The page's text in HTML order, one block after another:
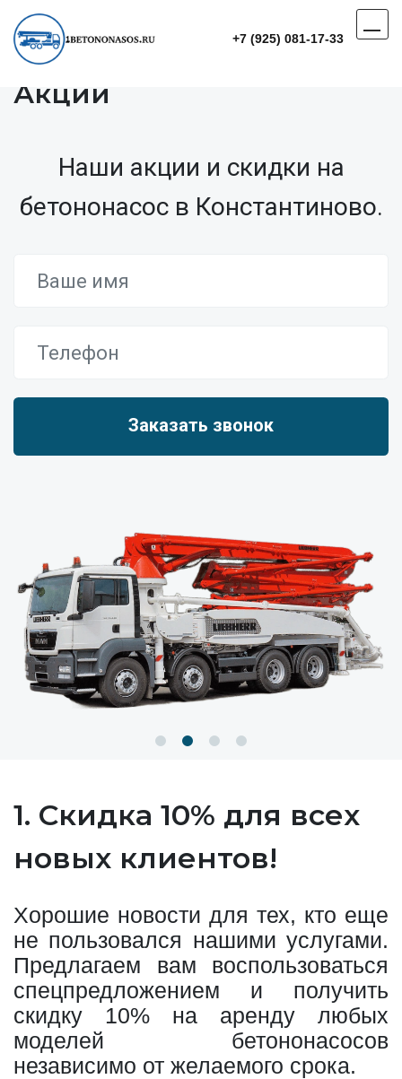
+7 (925) 081-17-33
Акции
Наши акции и скидки на
бетононасос в Константиново.
1. Скидка 10% для всех
новых клиентов!
Хорошие новости для тех, кто еще
не пользовался нашими услугами.
Предлагаем вам воспользоваться
спецпредложением и получить
скидку 10% на аренду любых
моделей бетононасосов
независимо от желаемого срока.